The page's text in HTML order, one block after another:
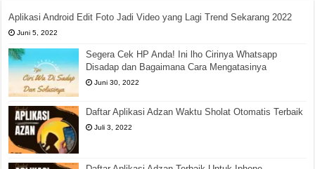
Aplikasi Android Edit Foto Jadi Video yang Lagi Trend Sekarang 2022
Juni 5, 2022
Segera Cek HP Anda! Ini lho Cirinya Whatsapp
Disadap dan Bagaimana Cara Mengatasinya
Juni 30, 2022
Daftar Aplikasi Adzan Waktu Sholat Otomatis Terbaik
Juli 3, 2022